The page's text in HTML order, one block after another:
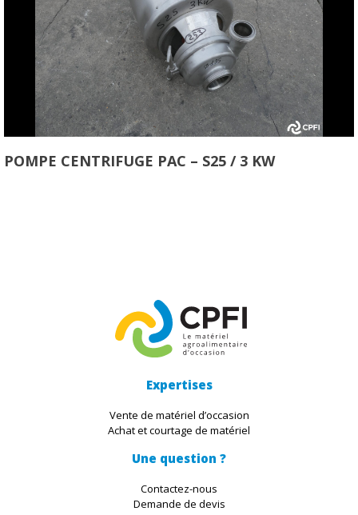
POMPE CENTRIFUGE PAC – S25 / 3 KW
Expertises
Vente de matériel d’occasion
Achat et courtage de matériel
Une question ?
Contactez-nous
Demande de devis